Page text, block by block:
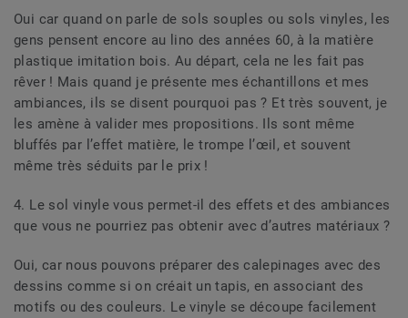
Oui car quand on parle de sols souples ou sols vinyles, les
gens pensent encore au lino des années 60, à la matière
plastique imitation bois. Au départ, cela ne les fait pas
rêver ! Mais quand je présente mes échantillons et mes
ambiances, ils se disent pourquoi pas ? Et très souvent, je
les amène à valider mes propositions. Ils sont même
bluffés par l’effet matière, le trompe l’œil, et souvent
même très séduits par le prix !
4. Le sol vinyle vous permet-il des effets et des ambiances
que vous ne pourriez pas obtenir avec d’autres matériaux ?
Oui, car nous pouvons préparer des calepinages avec des
dessins comme si on créait un tapis, en associant des
motifs ou des couleurs. Le vinyle se découpe facilement